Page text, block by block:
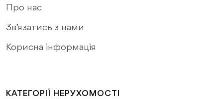
Про нас
Зв’язатись з нами
Корисна інформація
КАТЕГОРІЇ НЕРУХОМОСТІ